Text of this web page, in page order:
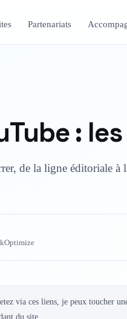
Partenariats
:
de la ligne éditoriale à
via ces liens, je peux toucher
du site.